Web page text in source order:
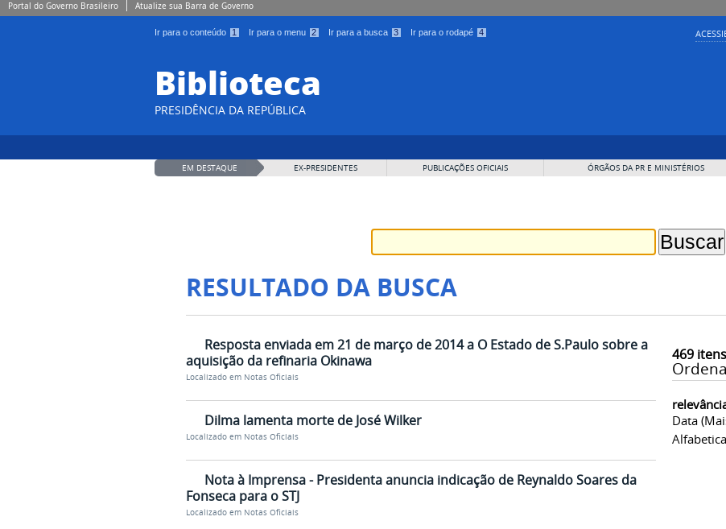
Portal do Governo Brasileiro Atualize sua Barra de Governo
Ir para o conteúdo 1 Ir para o menu 2 Ir para a busca 3 Ir para o rodapé 4
Biblioteca
PRESIDÊNCIA DA REPÚBLICA
EM DESTAQUE EX-PRESIDENTES PUBLICAÇÕES OFICIAIS ÓRGÃOS DA PR E MINISTÉRIOS
RESULTADO DA BUSCA
469
Data
Resposta enviada em 21 de março de 2014 a O Estado de S.Paulo sobre a
aquisição da refinaria Okinawa
Localizado em Notas Oficiais
Dilma lamenta morte de José Wilker
Localizado em Notas Oficiais
Nota à Imprensa - Presidenta anuncia indicação de Reynaldo Soares da
Fonseca para o STJ
Localizado em Notas Oficiais